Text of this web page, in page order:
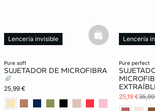
pure soft
SUJETADOR DE MICROFIBRA
25,99 €
Lencería invisible basketfull
pure perfect
25,19 €
Lencería